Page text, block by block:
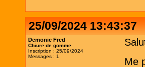
25/09/2024 13:43:37
Demonic Fred
Chiure de gomme
Inscription : 25/09/2024
Messages : 1
Me